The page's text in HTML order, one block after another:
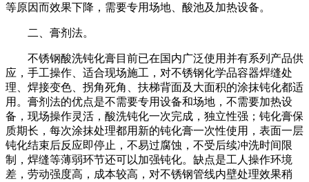
等原因而效果下降，需要专用场地、酸池及加热设备。
二、膏剂法。
不锈钢酸洗钝化膏目前已在国内广泛使用并有系列产品供
应，手工操作、适合现场施工，对不锈钢化学品容器焊缝处
理、焊接变色、拐角死角、扶梯背面及大面积的涂抹钝化都适
用。膏剂法的优点是不需要专用设备和场地，不需要加热设
备，现场操作灵活，酸洗钝化一次完成，独立性强；钝化膏保
质期长，每次涂抹处理都用新的钝化膏一次性使用，表面一层
钝化结束后反应即停止，不易过腐蚀，不受后续冲洗时间限
制，焊缝等薄弱环节还可以加强钝化。缺点是工人操作环境
差，劳动强度高，成本较高，对不锈钢管线内壁处理效果稍